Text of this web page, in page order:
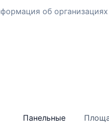
об организациях
Панельные